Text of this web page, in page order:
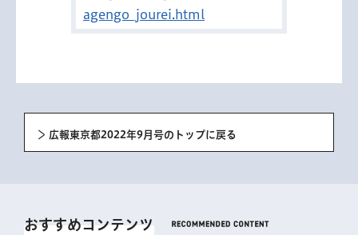
agengo_jourei.html
広報東京都2022年9月号のトップに戻る
おすすめコンテンツ